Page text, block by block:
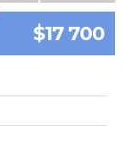
$17 700